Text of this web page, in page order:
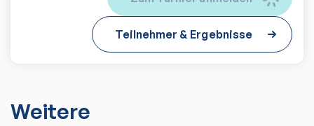
Teilnehmer & Ergebnisse
Weitere